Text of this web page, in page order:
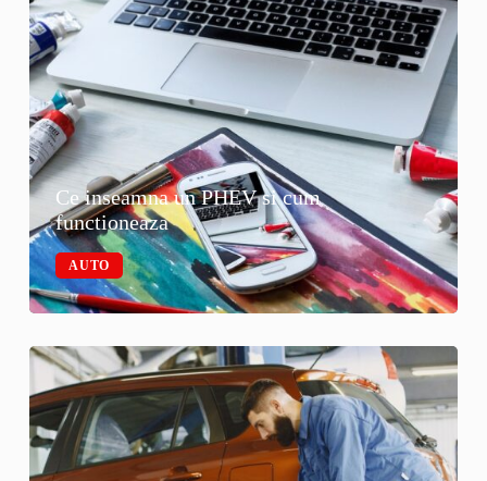
Ce inseamna un PHEV si cum
functioneaza
AUTO